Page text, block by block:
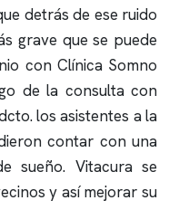
detrás de ese ruido
grave que se puede
con Clínica Somno
de la consulta con
los asistentes a la
contar con una
sueño. Vitacura se
y así mejorar su